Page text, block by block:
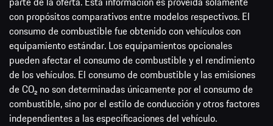
con propósitos comparativos entre modelos respectivos. El
consumo de combustible fue obtenido con vehículos con
equipamiento estándar. Los equipamientos opcionales
pueden afectar el consumo de combustible y el rendimiento
de los vehículos. El consumo de combustible y las emisiones
de CO₂ no son determinadas únicamente por el consumo de
combustible, sino por el estilo de conducción y otros factores
independientes a las especificaciones del vehículo.